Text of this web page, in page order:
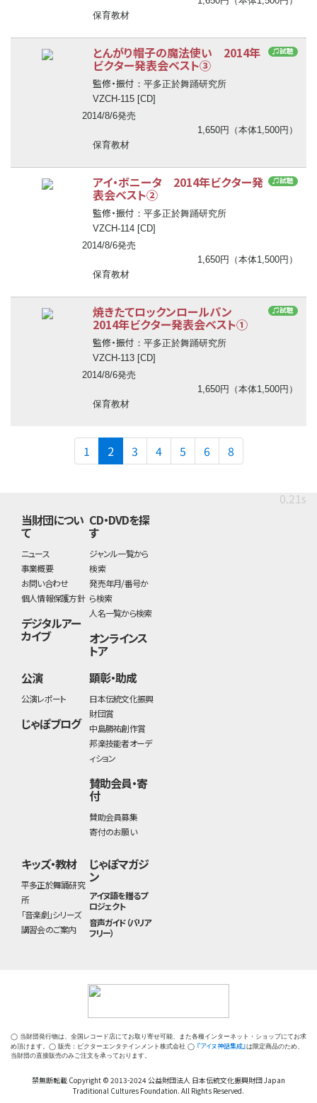
保育教材
♫試聴
とんがり帽子の魔法使い 2014年
ビクター発表会ベスト③
監修・振付 ：平多正於舞踊研究所
VZCH-115 [CD]
2014/8/6発売
1,650円（本体1,500円）
保育教材
♫試聴
アイ・ボニータ 2014年ビクター発
表会ベスト②
監修・振付 ：平多正於舞踊研究所
VZCH-114 [CD]
2014/8/6発売
1,650円（本体1,500円）
保育教材
♫試聴
焼きたてロックンロールパン
2014年ビクター発表会ベスト①
監修・振付 ：平多正於舞踊研究所
VZCH-113 [CD]
2014/8/6発売
1,650円（本体1,500円）
保育教材
1 2(current)
3 4 5 6 8
0.21s
当財団につい
て
ニュース
事業概要
お問い合わせ
個人情報保護方針
デジタルアー
カイブ
CD・DVDを探
す
ジャンル一覧から
検索
発売年月/番号か
ら検索
人名一覧から検索
オンラインス
トア
公演
公演レポート
じゃぽブログ
顕彰・助成
日本伝統文化振興
財団賞
中島勝祐創作賞
邦楽技能者オーデ
ィション
賛助会員・寄
付
賛助会員募集
寄付のお願い
キッズ・教材
平多正於舞踊研究
所
「音楽劇」シリーズ
講習会のご案内
じゃぽマガジ
ン
アイヌ語を贈るプ
ロジェクト
音声ガイド（バリア
フリー）
◯ 当財団発行物は、全国レコード店にてお取り寄せ可能、また各種インターネット・ショップにてお求
め頂けます。◯ 販売：ビクターエンタテインメント株式会社 ◯ 『アイヌ神話集成』は限定商品のため、
当財団の直接販売のみご注文を承っております。
禁無断転載 Copyright © 2013-2024 公益財団法人 日本伝統文化振興財団 Japan
Traditional Cultures Foundation. All Rights Reserved.